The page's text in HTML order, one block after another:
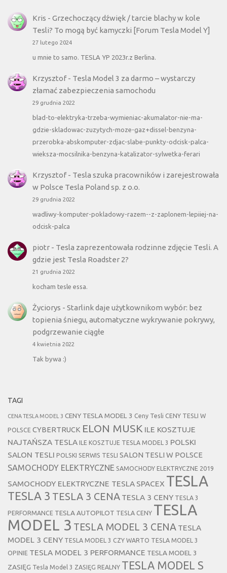
Kris - Grzechoczący dźwięk / tarcie blachy w kole
Tesli? To mogą być kamyczki [Forum Tesla Model Y]
27 lutego 2024
u mnie to samo. TESLA YP 2023r.z Berlina.
Krzysztof- Tesla Model 3 za darmo – wystarczy
złamać zabezpieczenia samochodu
29 grudnia 2022
blad-to-elektryka-trzeba-wymieniac-akumalator-nie-ma-
gdzie-skladowac-zuzytych-moze-gaz+dissel-benzyna-
przerobka-abskomputer-zdjac-slabe-punkty-odcisk-palca-
wieksza-mocsilnika-benzyna-katalizator-sylwetka-ferari
Krzysztof- Tesla szuka pracowników i zarejestrowała
w Polsce Tesla Poland sp. z o.o.
29 grudnia 2022
wadliwy-komputer-pokladowy-razem--z-zaplonem-lepiiej-na-
odcisk-palca
piotr- Tesla zaprezentowała rodzinne zdjęcie Tesli. A
gdzie jest Tesla Roadster 2?
21 grudnia 2022
kocham tesle essa.
Życiorys - Starlink daje użytkownikom wybór: bez
topienia śniegu, automatyczne wykrywanie pokrywy,
podgrzewanie ciągłe
4 kwietnia 2022
Tak bywa :)
TAGI
CENA TESLA MODEL 3 CENY TESLA MODEL 3 Ceny Tesli CENY TESLI W
POLSCE CYBERTRUCK ELON MUSK ILE KOSZTUJE
NAJTAŃSZA TESLA
ILE KOSZTUJE TESLA MODEL 3 POLSKI
SALON TESLI POLSKI SERWIS TESLI SALON TESLI W POLSCE
SAMOCHODY ELEKTRYCZNE SAMOCHODY ELEKTRYCZNE 2019
SAMOCHODY ELEKTRYCZNE TESLA SPACEX TESLA
TESLA 3 TESLA 3 CENA TESLA 3 CENY TESLA 3
PERFORMANCE TESLA AUTOPILOT TESLA CENY TESLA
MODEL 3 TESLA MODEL 3 CENA TESLA
MODEL 3 CENY TESLA MODEL 3 CZY WARTO TESLA MODEL 3
OPINIE TESLA MODEL 3 PERFORMANCE TESLA MODEL 3
ZASIĘG Tesla Model 3 ZASIĘG REALNY TESLA MODEL S